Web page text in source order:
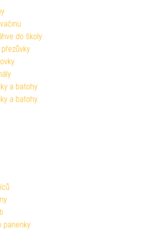
do školy
a batohy
a batohy
panenky